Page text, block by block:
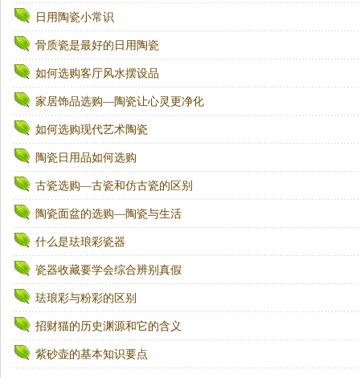
日用陶瓷小常识
骨质瓷是最好的日用陶瓷
如何选购客厅风水摆设品
家居饰品选购—陶瓷让心灵更净化
如何选购现代艺术陶瓷
陶瓷日用品如何选购
古瓷选购—古瓷和仿古瓷的区别
陶瓷面盆的选购—陶瓷与生活
什么是珐琅彩瓷器
瓷器收藏要学会综合辨别真假
珐琅彩与粉彩的区别
招财猫的历史渊源和它的含义
紫砂壶的基本知识要点